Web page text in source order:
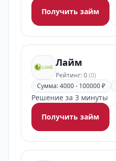
Получить займ
Лайм
Рейтинг: 0(0)
Сумма: 4000 - 100000 ₽
Решение за 3 минуты
Получить займ